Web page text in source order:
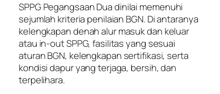
SPPG Pegangsaan Dua dinilai memenuhi
sejumlah kriteria penilaian BGN. Di antaranya
kelengkapan denah alur masuk dan keluar
atau in-out SPPG, fasilitas yang sesuai
aturan BGN, kelengkapan sertifikasi, serta
kondisi dapur yang terjaga, bersih, dan
terpelihara.